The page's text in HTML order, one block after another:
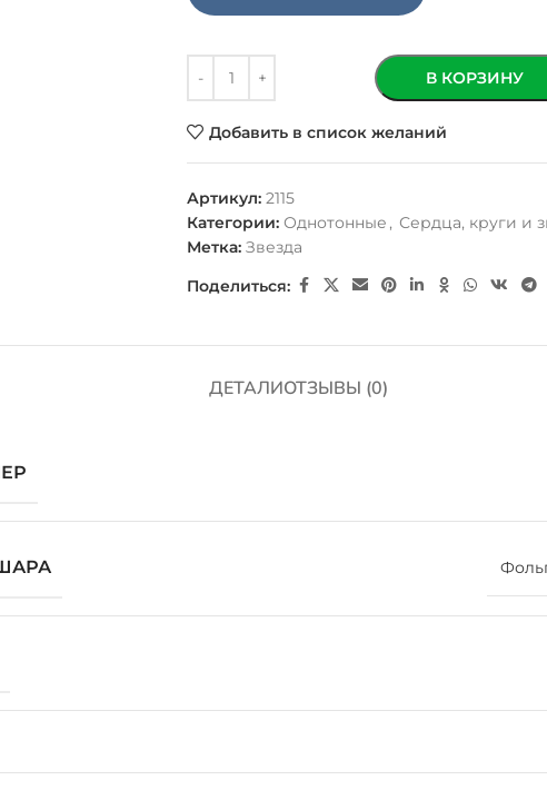
В КОРЗИНУ
Добавить в список желаний
Артикул:2115
Категории: Однотонные , Сердца, круги и
Метка: Звезда
Поделиться:
ДЕТАЛИОТЗЫВЫ (0)